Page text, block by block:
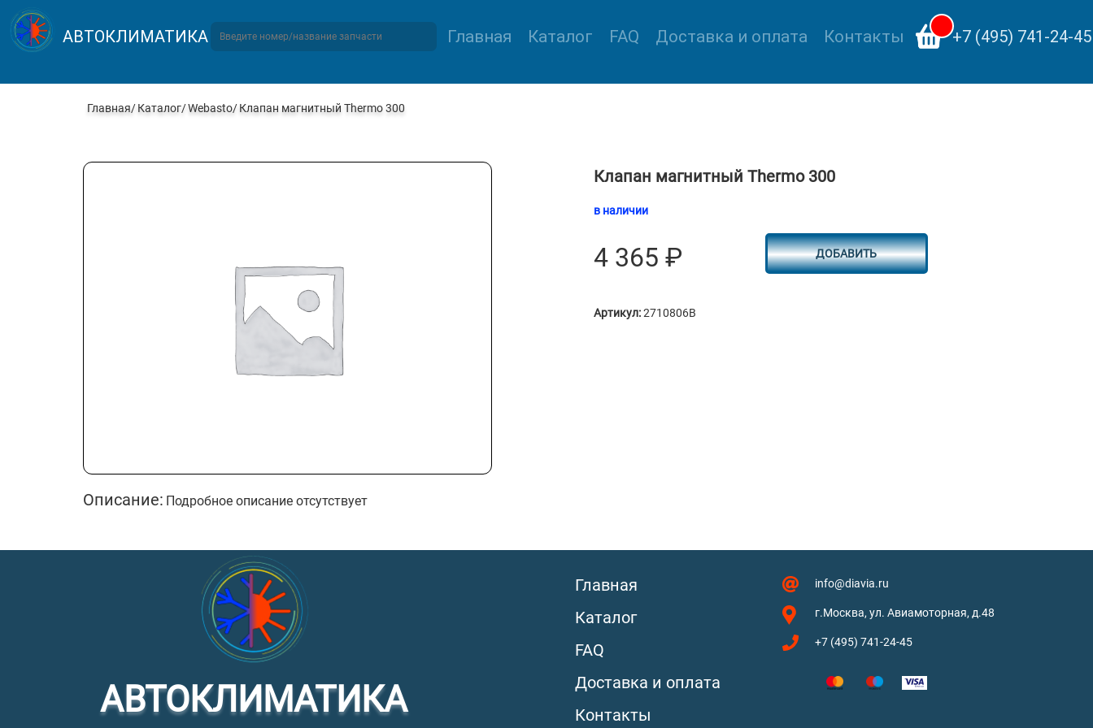
АВТОКЛИМАТИКА Главная Каталог FAQ Доставка и оплата Контакты +7 (495) 741-24-45
Главная Каталог Webasto Клапан магнитный Thermo 300
Клапан магнитный Thermo 300
в наличии
4 365 ₽ ДОБАВИТЬ
Артикул:2710806B
Описание: Подробное описание отсутствует
АВТОКЛИМАТИКА
Главная
Каталог
FAQ
Доставка и оплата
Контакты
info@diavia.ru
г.Москва, ул. Авиамоторная, д.48
+7 (495) 741-24-45